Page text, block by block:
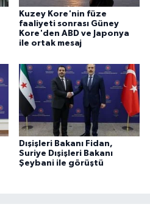
Kuzey Kore'nin füze
faaliyeti sonrası Güney
Kore'den ABD ve Japonya
ile ortak mesaj
Dışişleri Bakanı Fidan,
Suriye Dışişleri Bakanı
Şeybani ile görüştü